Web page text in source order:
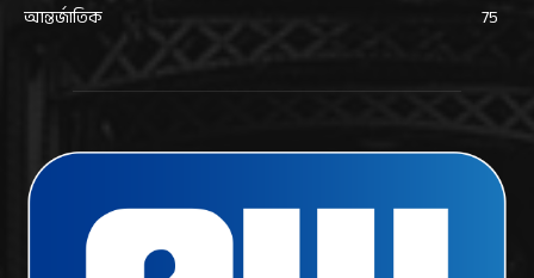
আন্তর্জাতিক
75